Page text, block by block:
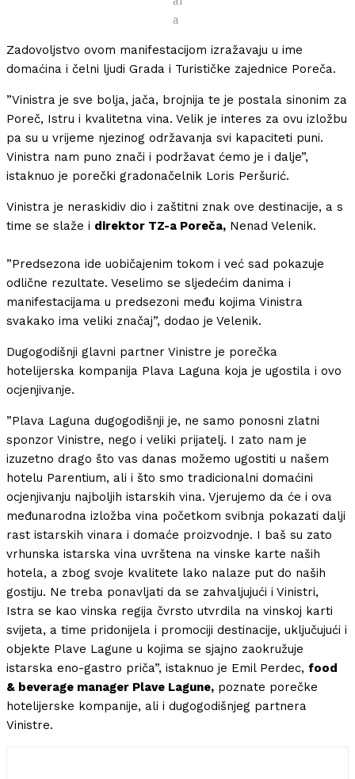
a
Zadovoljstvo ovom manifestacijom izražavaju u ime
domaćina i čelni ljudi Grada i Turističke zajednice Poreča.
”Vinistra je sve bolja, jača, brojnija te je postala sinonim za
Poreč, Istru i kvalitetna vina. Velik je interes za ovu izložbu
pa su u vrijeme njezinog održavanja svi kapaciteti puni.
Vinistra nam puno znači i podržavat ćemo je i dalje”,
istaknuo je porečki gradonačelnik Loris Peršurić.
Vinistra je neraskidiv dio i zaštitni znak ove destinacije, a s
time se slaže i direktor TZ-a Poreča, Nenad Velenik.
”Predsezona ide uobičajenim tokom i već sad pokazuje
odlične rezultate. Veselimo se sljedećim danima i
manifestacijama u predsezoni među kojima Vinistra
svakako ima veliki značaj”, dodao je Velenik.
Dugogodišnji glavni partner Vinistre je porečka
hotelijerska kompanija Plava Laguna koja je ugostila i ovo
ocjenjivanje.
”Plava Laguna dugogodišnji je, ne samo ponosni zlatni
sponzor Vinistre, nego i veliki prijatelj. I zato nam je
izuzetno drago što vas danas možemo ugostiti u našem
hotelu Parentium, ali i što smo tradicionalni domaćini
ocjenjivanju najboljih istarskih vina. Vjerujemo da će i ova
međunarodna izložba vina početkom svibnja pokazati dalji
rast istarskih vinara i domaće proizvodnje. I baš su zato
vrhunska istarska vina uvrštena na vinske karte naših
hotela, a zbog svoje kvalitete lako nalaze put do naših
gostiju. Ne treba ponavljati da se zahvaljujući i Vinistri,
Istra se kao vinska regija čvrsto utvrdila na vinskoj karti
svijeta, a time pridonijela i promociji destinacije, uključujući i
objekte Plave Lagune u kojima se sjajno zaokružuje
istarska eno-gastro priča”, istaknuo je Emil Perdec, food
& beverage manager Plave Lagune, poznate porečke
hotelijerske kompanije, ali i dugogodišnjeg partnera
Vinistre.